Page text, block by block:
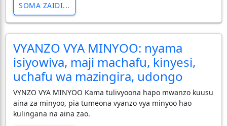
SOMA ZAIDI...
VYANZO VYA MINYOO: nyama
isiyowiva, maji machafu, kinyesi,
uchafu wa mazingira, udongo
VYNZO VYA MINYOO Kama tulivyoona hapo mwanzo kuusu
aina za minyoo, pia tumeona vyanzo vya minyoo hao
kulingana na aina zao.